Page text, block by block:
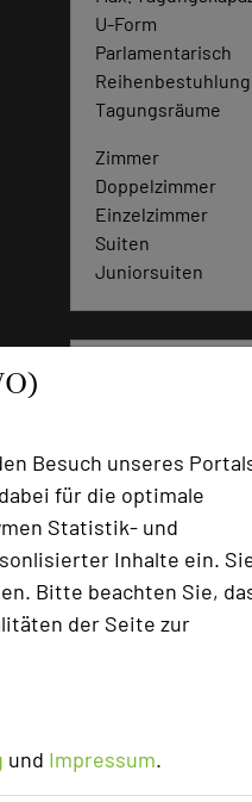
Besuch unseres
für die optimale
Statistik- und
Inhalte ein.
Bitte beachten Sie,
der Seite zur
und Impressum.
U-Form
Parlamentarisch
Reihenbestuhlung
Tagungsräume
Zimmer
Doppelzimmer
Einzelzimmer
Suiten
Juniorsuiten
Besonders
Seminar,
79 Seiten dieses
vergangenen 30
Für die Verwendung
jeweiligen Hotels die